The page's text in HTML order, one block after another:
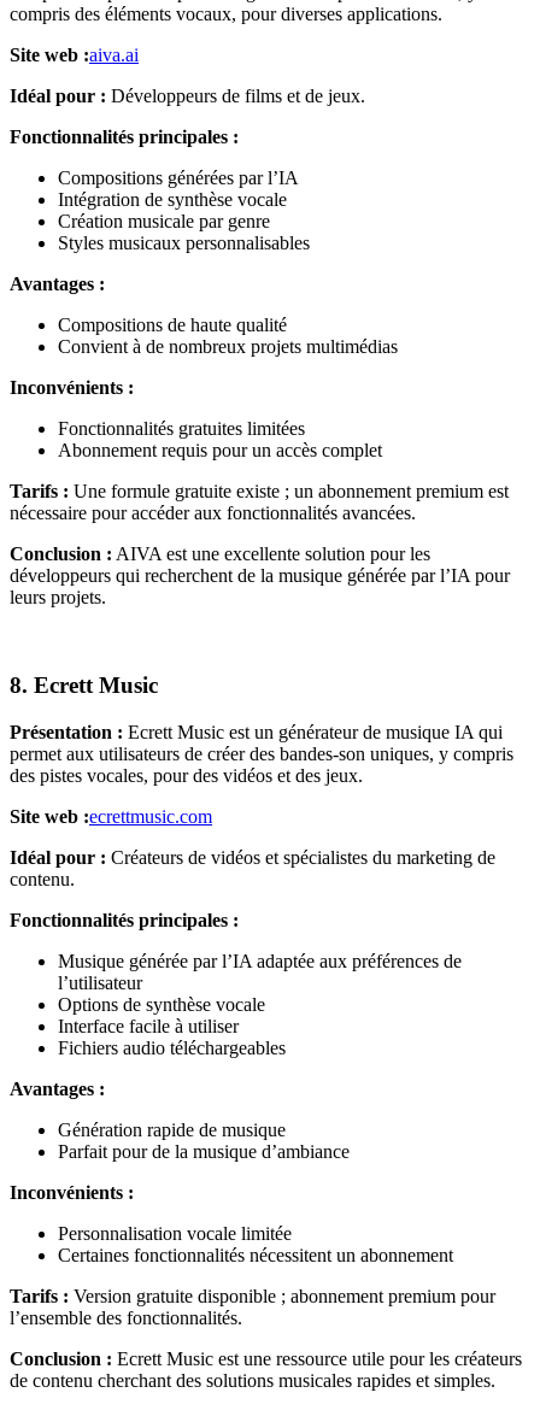
compris des éléments vocaux, pour diverses applications.
Site web :aiva.ai
Idéal pour : Développeurs de films et de jeux.
Fonctionnalités principales :
Compositions générées par l’IA
Intégration de synthèse vocale
Création musicale par genre
Styles musicaux personnalisables
Avantages :
Compositions de haute qualité
Convient à de nombreux projets multimédias
Inconvénients :
Fonctionnalités gratuites limitées
Abonnement requis pour un accès complet
Tarifs : Une formule gratuite existe ; un abonnement premium est
nécessaire pour accéder aux fonctionnalités avancées.
Conclusion : AIVA est une excellente solution pour les
développeurs qui recherchent de la musique générée par l’IA pour
leurs projets.
8. Ecrett Music
Présentation : Ecrett Music est un générateur de musique IA qui
permet aux utilisateurs de créer des bandes-son uniques, y compris
des pistes vocales, pour des vidéos et des jeux.
Site web :ecrettmusic.com
Idéal pour : Créateurs de vidéos et spécialistes du marketing de
contenu.
Fonctionnalités principales :
Musique générée par l’IA adaptée aux préférences de
l’utilisateur
Options de synthèse vocale
Interface facile à utiliser
Fichiers audio téléchargeables
Avantages :
Génération rapide de musique
Parfait pour de la musique d’ambiance
Inconvénients :
Personnalisation vocale limitée
Certaines fonctionnalités nécessitent un abonnement
Tarifs : Version gratuite disponible ; abonnement premium pour
l’ensemble des fonctionnalités.
Conclusion : Ecrett Music est une ressource utile pour les créateurs
de contenu cherchant des solutions musicales rapides et simples.